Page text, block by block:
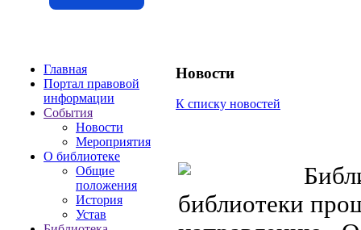
Главная
Портал правовой
информации
События
Новости
Мероприятия
О библиотеке
Общие
положения
История
Устав
Новости
К списку новостей
библиотеки